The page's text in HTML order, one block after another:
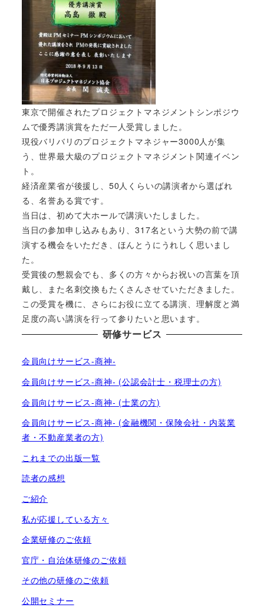
東京で開催されたプロジェクトマネジメントシンポジウ
ムで優秀講演賞をただ一人受賞しました。
現役バリバリのプロジェクトマネジャー3000人が集
う、世界最大級のプロジェクトマネジメント関連イベン
ト。
経済産業省が後援し、50人くらいの講演者から選ばれ
る、名誉ある賞です。
当日は、初めて大ホールで講演いたしました。
当日の参加申し込みもあり、317名という大勢の前で講
演する機会をいただき、ほんとうにうれしく思いまし
た。
受賞後の懇親会でも、多くの方々からお祝いの言葉を頂
戴し、また名刺交換もたくさんさせていただきました。
この受賞を機に、さらにお役に立てる講演、理解度と満
足度の高い講演を行って参りたいと思います。
研修サービス
会員向けサービス-商神-
会員向けサービス-商神- (公認会計士・税理士の方)
会員向けサービス-商神- (士業の方)
会員向けサービス-商神- (金融機関・保険会社・内装業
者・不動産業者の方)
これまでの出版一覧
読者の感想
ご紹介
私が応援している方々
企業研修のご依頼
官庁・自治体研修のご依頼
その他の研修のご依頼
公開セミナー